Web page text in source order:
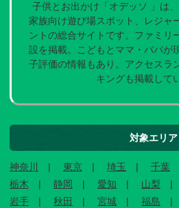
子供とお出かけ「オデッソ 」は
家族向け遊び場スポット、レジャ
ントの総合サイトです。ファミリ
設を掲載。こどもとママ・パパが
子評価の情報もあり。アクセスラ
キングも掲載して
対象エリア
神奈川 東京 埼玉 千葉
栃木
静岡 愛知 山梨
岩手
秋田 宮城 福島